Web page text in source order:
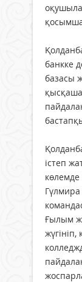
банкке
базасы
істеп
Ғылым